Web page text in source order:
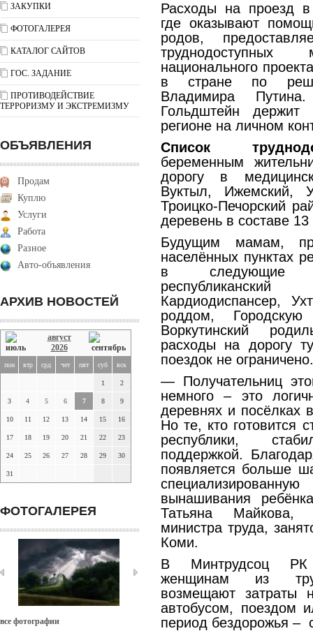
ЗАКУПКИ
ФОТОГАЛЕРЕЯ
КАТАЛОГ САЙТОВ
ГОС. ЗАДАНИЕ
ПРОТИВОДЕЙСТВИЕ
ТЕРРОРИЗМУ И ЭКСТРЕМИЗМУ
ОБЪЯВЛЕНИЯ
Продам
Куплю
Услуги
Работа
Разное
Авто-объявления
АРХИВ НОВОСТЕЙ
август
2026
пон втр срд чет пят суб вск
1 2
3 4 5 6 7 8 9
10 11 12 13 14 15 16
17 18 19 20 21 22 23
24 25 26 27 28 29 30
31
ФОТОГАЛЕРЕЯ
все фотографии
Расходы на проезд в
где оказывают
родов,
национального
в стране по
Владимира
Гольдштейн держит
регионе на личном
Список
беременным
дорогу в
Вуктыл, Ижемский,
Троицко-Печорский
деревень в составе
Будущим мамам,
населённых пунктах
в следующие
Кардиодиспансер,
роддом,
Воркутинский
расходы на дорогу
поездок не ограничено.
— Получательниц
немного – это
деревнях и посёлках
Но те, кто готовится
республики,
поддержкой.
появляется больше
вынашивания
Татьяна Майкова,
министра труда,
Коми.
В Минтрудсоц РК
женщинам из
возмещают затраты
автобусом, поездом
период бездорожья –